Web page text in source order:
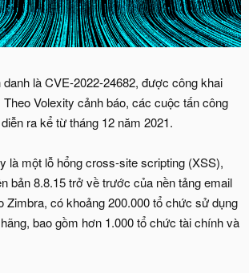
là CVE-2022-24682, được công khai
Volexity cảnh báo, các cuộc tấn công
ra kể từ tháng 12 năm 2021.
là một lỗ hổng cross-site scripting (XSS),
bản 8.8.15 trở về trước của nền tảng email
Zimbra, có khoảng 200.000 tổ chức sử dụng
bao gồm hơn 1.000 tổ chức tài chính và